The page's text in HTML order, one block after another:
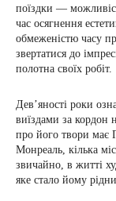
поїздки —
час осягнення
обмеженістю часу
звертатися до
полотна своїх робіт.
Дев’яності роки
виїздами за кордон
про його твори має
Монреаль, кілька
звичайно, в житті
яке стало йому